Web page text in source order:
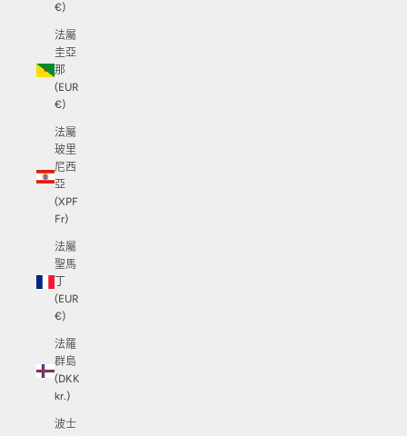
€)
法屬
圭亞
那
(EUR
€)
法屬
玻里
尼西
亞
(XPF
Fr)
法屬
聖馬
(EUR
€)
法羅
群島
(DKK
kr.)
波士